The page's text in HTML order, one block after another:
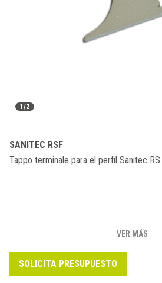
1/2
SANITEC RSF
Tappo terminale para el perfil Sanitec RS.
VER MÁS
SOLICITA PRESUPUESTO